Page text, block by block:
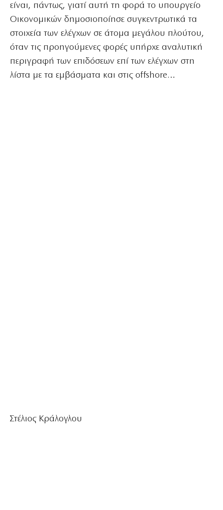
είναι, πάντως, γιατί αυτή τη φορά το υπουργείο
Οικονομικών δημοσιοποίησε συγκεντρωτικά τα
στοιχεία των ελέγχων σε άτομα μεγάλου πλούτου,
όταν τις προηγούμενες φορές υπήρχε αναλυτική
περιγραφή των επιδόσεων επί των ελέγχων στη
λίστα με τα εμβάσματα και στις offshore…
Στέλιος Κράλογλου